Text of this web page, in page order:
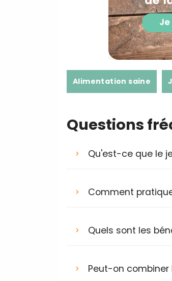
Alimentation saine
Questions
Qu'est-ce que le
Comment
Quels sont les
Peut-on combiner